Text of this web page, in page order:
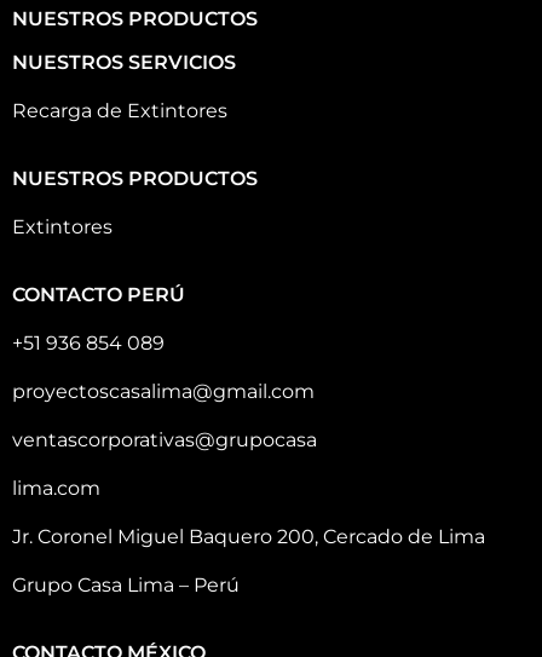
NUESTROS PRODUCTOS
NUESTROS SERVICIOS
Recarga de Extintores
NUESTROS PRODUCTOS
Extintores
CONTACTO PERÚ
+51 936 854 089
proyectoscasalima@gmail.com
ventascorporativas@grupocasa
lima.com
Jr. Coronel Miguel Baquero 200, Cercado de Lima
Grupo Casa Lima – Perú
CONTACTO MÉXICO